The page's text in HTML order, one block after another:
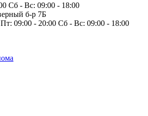
Сб - Вс: 09:00 - 18:00
б-р 7Б
09:00 - 20:00 Сб - Вс: 09:00 - 18:00